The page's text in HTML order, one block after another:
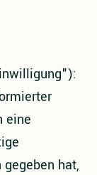
eine
hat,